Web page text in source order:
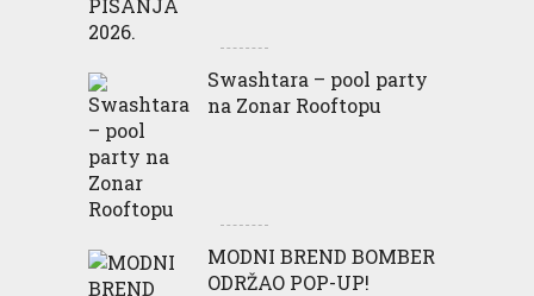
Swashtara – pool party
na Zonar Rooftopu
MODNI BREND BOMBER
ODRŽAO POP-UP!